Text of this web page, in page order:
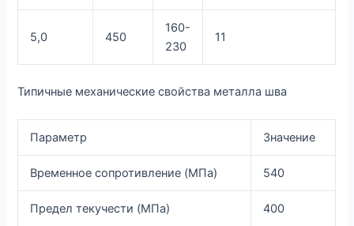
5,0 450
160-
230
11
Типичные механические свойства металла шва
Параметр Значение
Временное сопротивление (МПа) 540
Предел текучести (МПа) 400